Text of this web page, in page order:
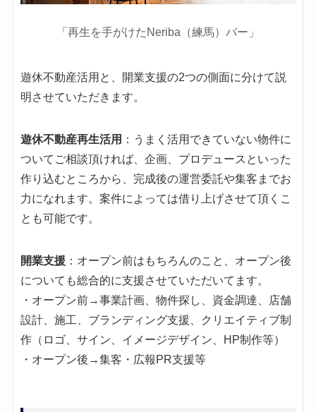
「再生を手がけたNeriba（練馬）バー」
遊休不動産活用と、開業支援の2つの側面に分けて説
明させていただきます。
遊休不動産再生活用 ：うまく活用できていない物件に
ついてご相談頂ければ、企画、プロデュースといった
作り込むところから、完成後の運営委託や集客までお
力になれます。案件によっては借り上げさせて頂くこ
とも可能です。
開業支援：オープン前はもちろんのこと、オープン後
についても総合的に支援させていただいてます。
・オープン前→事業計画、物件探し、資金調達、店舗
設計、施工、ブランディング支援、クリエイティブ制
作（ロゴ、サイン、イメージデザイン、HP制作等）
・オープン後→集客・広報PR支援等